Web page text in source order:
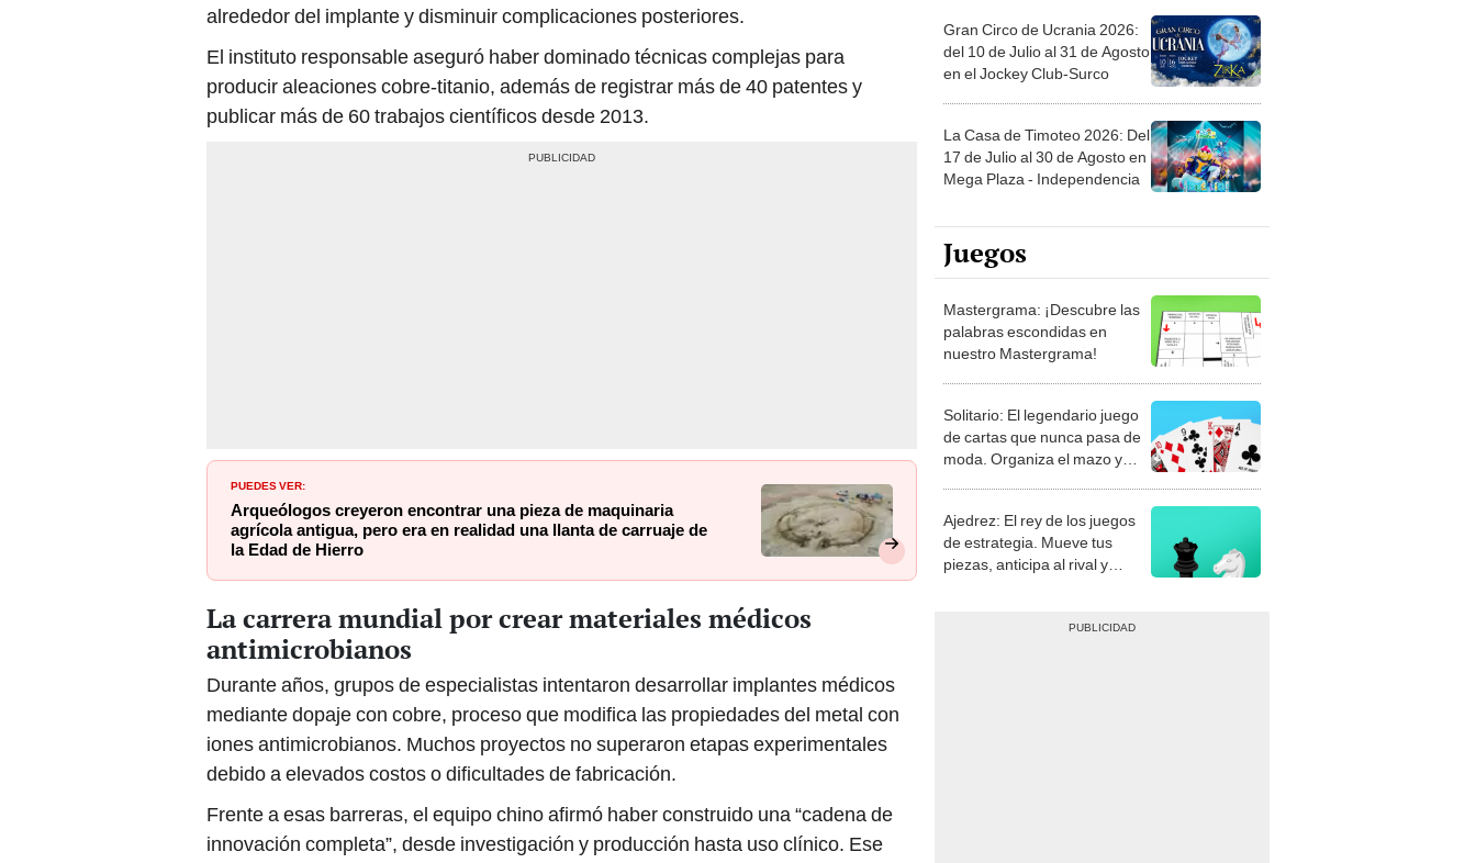
alrededor del implante y disminuir complicaciones posteriores.
El instituto responsable aseguró haber dominado técnicas complejas para
producir aleaciones cobre-titanio, además de registrar más de 40 patentes y
publicar más de 60 trabajos científicos desde 2013.
PUEDES VER:
Arqueólogos creyeron encontrar una pieza de maquinaria
agrícola antigua, pero era en realidad una llanta de carruaje de
la Edad de Hierro
La carrera mundial por crear materiales médicos
antimicrobianos
Durante años, grupos de especialistas intentaron desarrollar implantes médicos
mediante dopaje con cobre, proceso que modifica las propiedades del metal con
iones antimicrobianos. Muchos proyectos no superaron etapas experimentales
debido a elevados costos o dificultades de fabricación.
Frente a esas barreras, el equipo chino afirmó haber construido una “cadena de
innovación completa”, desde investigación y producción hasta uso clínico. Ese
Gran Circo de Ucrania 2026:
del 10 de Julio al 31 de Agosto
en el Jockey Club-Surco
La Casa de Timoteo 2026: Del
17 de Julio al 30 de Agosto en
Mega Plaza - Independencia
Juegos
Mastergrama: ¡Descubre las
palabras escondidas en
nuestro Mastergrama!
Solitario: El legendario juego
de cartas que nunca pasa de
moda. Organiza el mazo y
Ajedrez: El rey de los juegos
de estrategia. Mueve tus
piezas, anticipa al rival y